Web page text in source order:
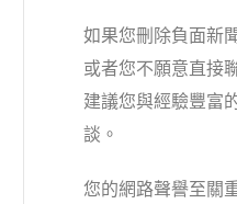
如果您刪除負面新
或者您不願意直接
建議您與經驗豐富
談。
您的網路聲譽至關